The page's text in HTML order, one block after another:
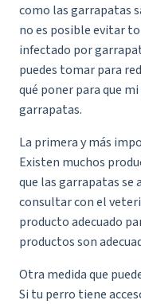
como las garrapatas
no es posible evitar
infectado por
puedes tomar para
qué poner para que
garrapatas.
La primera y más
Existen muchos
que las garrapatas se
consultar con el
producto adecuado
productos son
Otra medida que
Si tu perro tiene